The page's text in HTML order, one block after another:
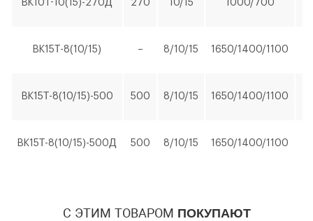
BK10T-10(15)-270Д 270 10/15 1000/700
BK15Т-8(10/15) – 8/10/15 1650/1400/1100
BK15Т-8(10/15)-500 500 8/10/15 1650/1400/1100
BK15Т-8(10/15)-500Д 500 8/10/15 1650/1400/1100
С ЭТИМ ТОВАРОМ ПОКУПАЮТ
еденицу еденицу
персональных данных
Я согласен с условиями
обработки